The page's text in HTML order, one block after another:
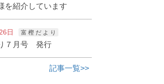
を紹介しています
日 富 樫 だ よ り
７月号 発行
記事一覧>>